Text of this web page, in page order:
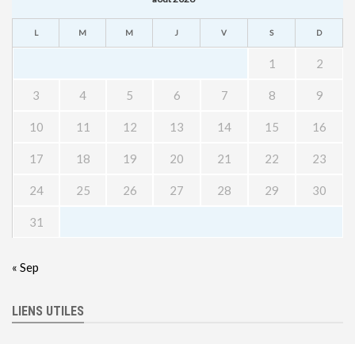
L M M J V S D
1 2
3 4 5 6 7 8 9
10 11 12 13 14 15 16
17 18 19 20 21 22 23
24 25 26 27 28 29 30
31
« Sep
LIENS UTILES